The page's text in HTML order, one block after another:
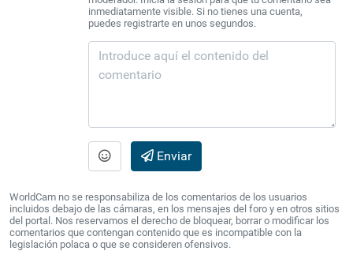
inmediatamente visible. Si no tienes una cuenta,
puedes registrarte en unos segundos.
Enviar
WorldCam no se responsabiliza de los comentarios de los usuarios
incluidos debajo de las cámaras, en los mensajes del foro y en otros sitios
del portal. Nos reservamos el derecho de bloquear, borrar o modificar los
comentarios que contengan contenido que es incompatible con la
legislación polaca o que se consideren ofensivos.